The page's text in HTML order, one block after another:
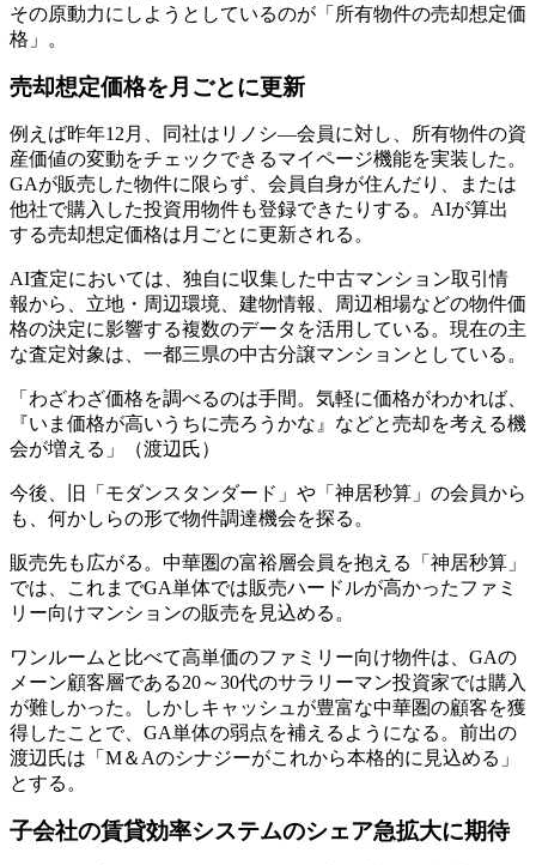
その原動力にしようとしているのが「所有物件の売却想定価
格」。
売却想定価格を月ごとに更新
例えば昨年12月、同社はリノシ―会員に対し、所有物件の資
産価値の変動をチェックできるマイページ機能を実装した。
GAが販売した物件に限らず、会員自身が住んだり、または
他社で購入した投資用物件も登録できたりする。AIが算出
する売却想定価格は月ごとに更新される。
AI査定においては、独自に収集した中古マンション取引情
報から、立地・周辺環境、建物情報、周辺相場などの物件価
格の決定に影響する複数のデータを活用している。現在の主
な査定対象は、一都三県の中古分譲マンションとしている。
「わざわざ価格を調べるのは手間。気軽に価格がわかれば、
『いま価格が高いうちに売ろうかな』などと売却を考える機
会が増える」（渡辺氏）
今後、旧「モダンスタンダード」や「神居秒算」の会員から
も、何かしらの形で物件調達機会を探る。
販売先も広がる。中華圏の富裕層会員を抱える「神居秒算」
では、これまでGA単体では販売ハードルが高かったファミ
リー向けマンションの販売を見込める。
ワンルームと比べて高単価のファミリー向け物件は、GAの
メーン顧客層である20～30代のサラリーマン投資家では購入
が難しかった。しかしキャッシュが豊富な中華圏の顧客を獲
得したことで、GA単体の弱点を補えるようになる。前出の
渡辺氏は「M＆Aのシナジーがこれから本格的に見込める」
とする。
子会社の賃貸効率システムのシェア急拡大に期待